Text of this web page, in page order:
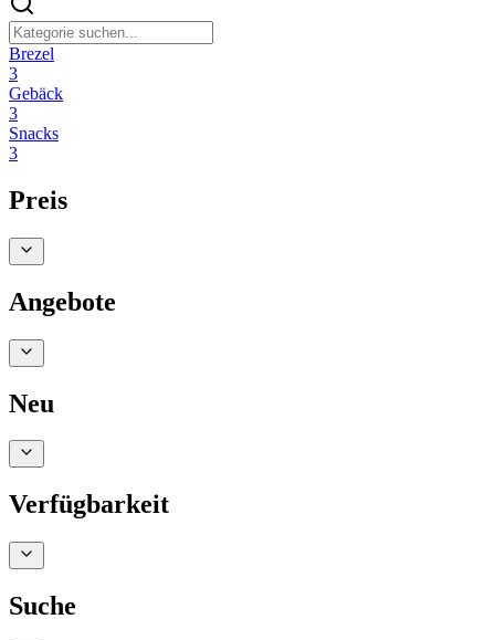
Brezel
3
Gebäck
3
Snacks
3
Preis
Angebote
Neu
Verfügbarkeit
Suche